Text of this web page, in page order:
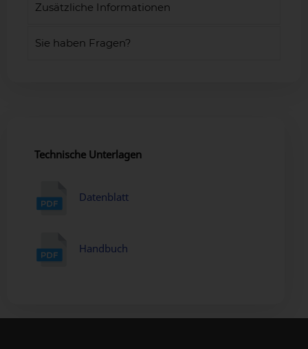
Zusätzliche Informationen
Sie haben Fragen?
Technische Unterlagen
Datenblatt
Handbuch